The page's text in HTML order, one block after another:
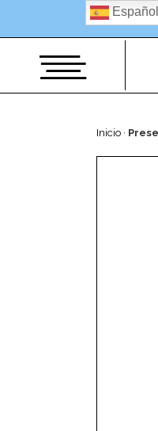
Inicio ·
Español